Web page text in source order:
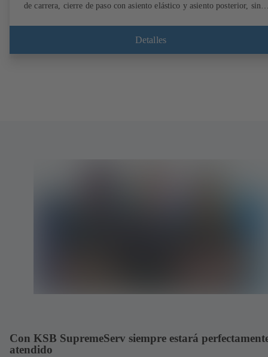
de carrera, cierre de paso con asiento elástico y asiento posterior, sin
Detalles
Con KSB SupremeServ siempre estará
atendido